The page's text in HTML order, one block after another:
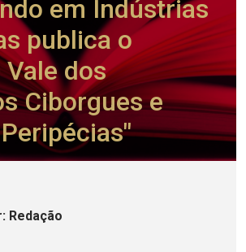
em Indústrias
publica o
dos
Ciborgues e
: Redação